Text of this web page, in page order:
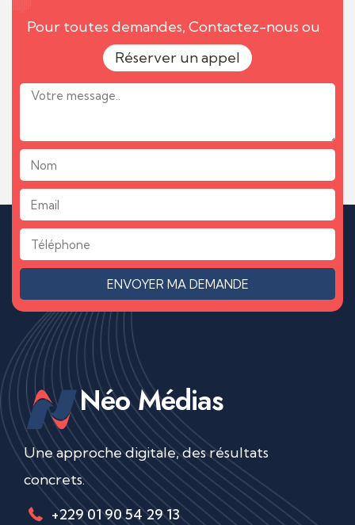
Pour toutes demandes, Contactez-nous ou
Réserver un appel
ENVOYER MA DEMANDE
Néo Médias
Une approche digitale, des résultats
concrets.
+229 01 90 54 29 13